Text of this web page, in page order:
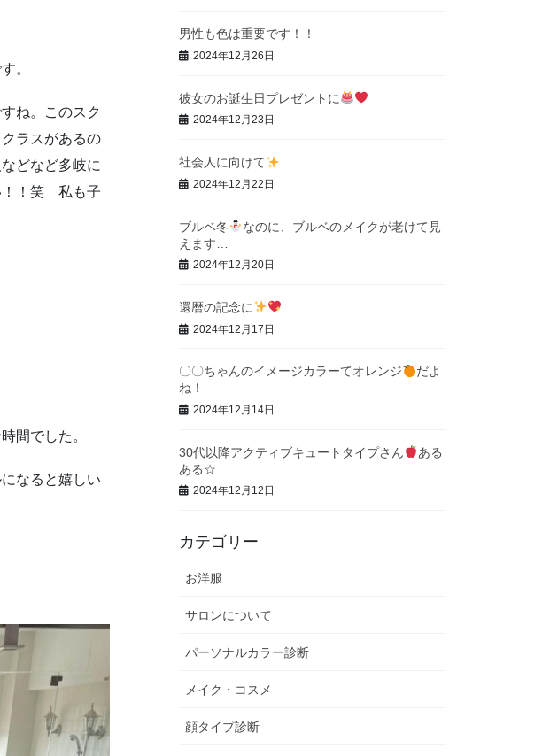
。
ね。このスク
ラスがあるの
どなど多岐に
！！笑 私も子
間でした。
なると嬉しい
男性も色は重要です！！
2024年12月26日
彼女のお誕生日プレゼントに
2024年12月23日
社会人に向けて
2024年12月22日
ブルベ冬
なのに、ブルベのメイクが老けて見
えます…
2024年12月20日
還暦の記念に
2024年12月17日
〇〇ちゃんのイメージカラーてオレンジ
だよ
ね！
2024年12月14日
30代以降アクティブキュートタイプさん
ある
ある☆
2024年12月12日
カテゴリー
お洋服
サロンについて
パーソナルカラー診断
メイク・コスメ
顔タイプ診断